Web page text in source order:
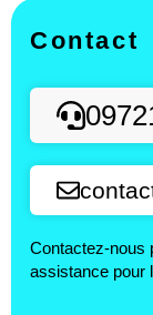
Contact
Contactez-nous
assistance pour